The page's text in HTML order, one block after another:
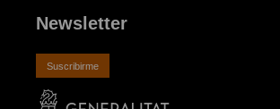
Newsletter
Suscribirme